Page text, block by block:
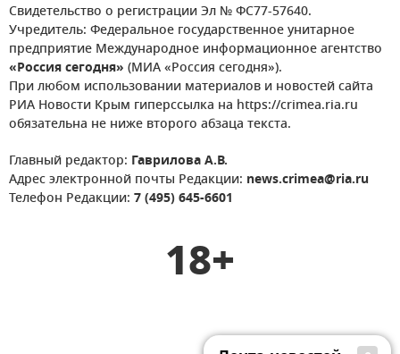
Свидетельство о регистрации Эл № ФС77-57640.
Учредитель: Федеральное государственное унитарное
предприятие Международное информационное агентство
«Россия сегодня» (МИА «Россия сегодня»).
При любом использовании материалов и новостей сайта
РИА Новости Крым гиперссылка на https://crimea.ria.ru
обязательна не ниже второго абзаца текста.
Главный редактор: Гаврилова А.В.
Адрес электронной почты Редакции: news.crimea@ria.ru
Телефон Редакции: 7 (495) 645-6601
18+